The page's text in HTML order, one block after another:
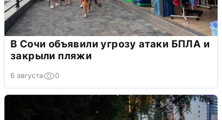
В Сочи объявили угрозу атаки БПЛА и
закрыли пляжи
6 августа 0